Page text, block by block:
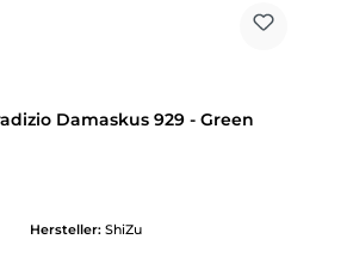
Damaskus 929 - Green
Hersteller: ShiZu